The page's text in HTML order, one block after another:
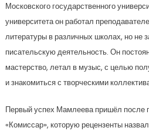
Московского государственного
университета он работал
литературы в различных школах, но не
писательскую деятельность. Он
мастерство, летал в музыс, с целью
и знакомиться с творческими
Первый успех Мамлеева пришёл после
«Комиссар», которую рецензенты